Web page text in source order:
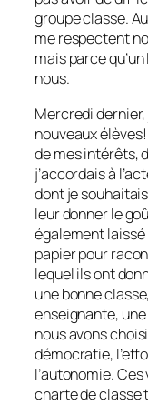
groupe classe.
me respectent
mais parce
nous.
Mercredi
nouveaux
de mes intérêts,
j’accordais à
dont je
leur donner le
également
papier pour
lequel ils ont
une bonne
enseignante,
nous avons
démocratie,
l’autonomie.
charte de classe